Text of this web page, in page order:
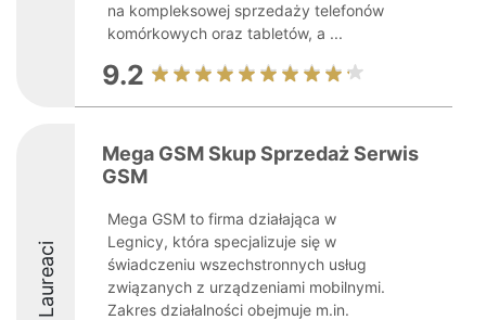
na kompleksowej sprzedaży telefonów
komórkowych oraz tabletów, a ...
9.2
Laureaci
Mega GSM Skup Sprzedaż Serwis
GSM
Mega GSM to firma działająca w
Legnicy, która specjalizuje się w
świadczeniu wszechstronnych usług
związanych z urządzeniami mobilnymi.
Zakres działalności obejmuje m.in.